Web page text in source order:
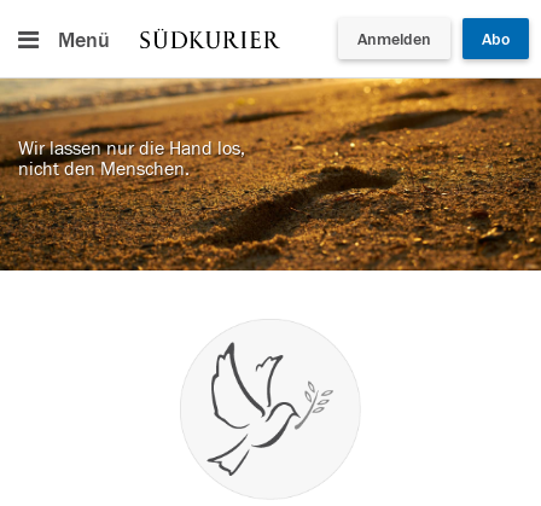
Menü Anmelden Abo
Wir lassen nur die Hand los,
nicht den Menschen.